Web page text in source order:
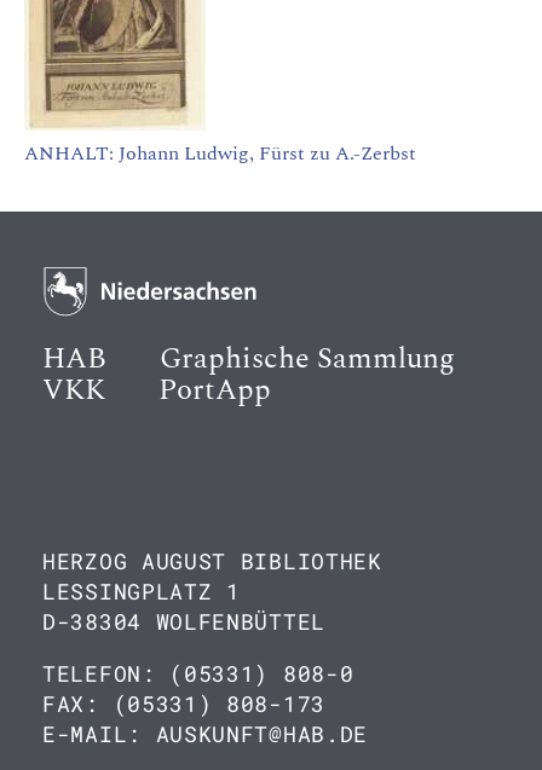
ANHALT: Johann Ludwig, Fürst zu A.-Zerbst
HAB Graphische Sammlung
VKK PortApp
HERZOG AUGUST BIBLIOTHEK
LESSINGPLATZ 1
D-38304 WOLFENBÜTTEL
TELEFON: (05331) 808-0
FAX: (05331) 808-173
E-MAIL: AUSKUNFT@HAB.DE